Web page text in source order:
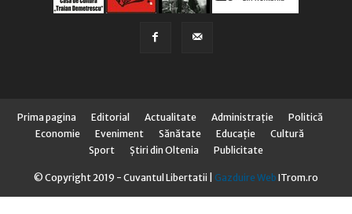
Prima pagina Editorial Actualitate Administraţie
Politică
Economie
Eveniment Sănătate Educaţie
Cultură
Sport
Știri din Oltenia Publicitate
© Copyright 2019 - Cuvantul Libertatii | Gazduire Web ITrom.ro